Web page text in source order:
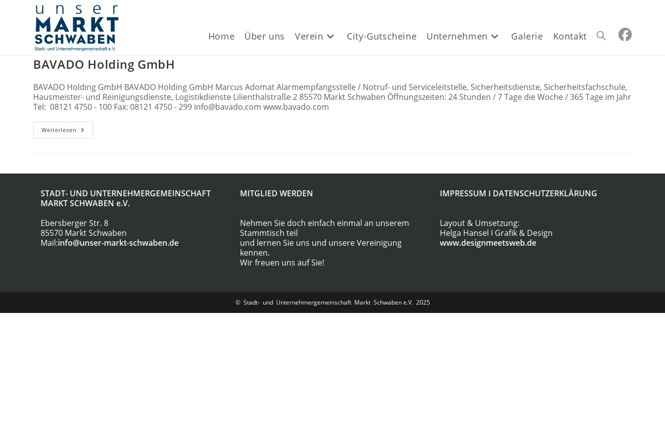
Home Über uns Verein City-Gutscheine Unternehmen Galerie Kontakt Website-
BAVADO Holding GmbH
BAVADO Holding GmbH BAVADO Holding GmbH Marcus Adomat Alarmempfangsstelle / Notruf- und Serviceleitstelle, Sicherheitsdienste, Sicherheitsfachschule,
Hausmeister- und Reinigungsdienste, Logistikdienste Lilienthalstraße 2 85570 Markt Schwaben Öffnungszeiten: 24 Stunden / 7 Tage die Woche / 365 Tage im Jahr
Tel: 08121 4750 - 100 Fax: 08121 4750 - 299 info@bavado.com www.bavado.com
Weiterlesen BAVADO
Holding
STADT- UND UNTERNEHMERGEMEINSCHAFT
MARKT SCHWABEN e.V.
Ebersberger Str. 8
85570 Markt Schwaben
Mail:info@unser-markt-schwaben.de
MITGLIED WERDEN
Nehmen Sie doch einfach einmal an unserem
Stammtisch teil
und lernen Sie uns und unsere Vereinigung
kennen.
Wir freuen uns auf Sie!
IMPRESSUM I DATENSCHUTZERKLÄRUNG
Layout & Umsetzung:
Helga Hansel I Grafik & Design
www.designmeetsweb.de
© Stadt- und Unternehmergemeinschaft Markt Schwaben e.V. 2025